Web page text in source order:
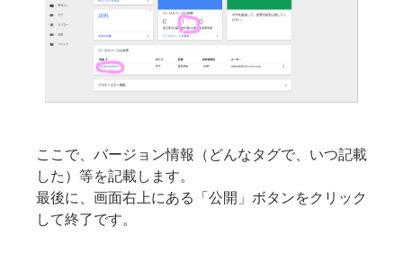
ここで、バージョン情報（どんなタグで、いつ記載
した）等を記載します。
最後に、画面右上にある「公開」ボタンをクリック
して終了です。